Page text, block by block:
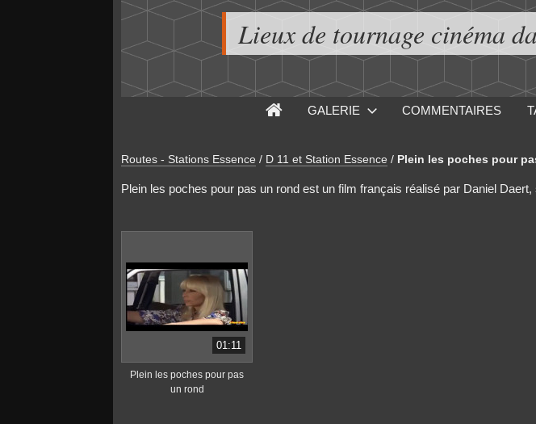
Lieux de tournage cinéma
GALERIE COMMENTAIRES
Routes - Stations Essence / D 11 et Station Essence / Plein les poches pour
Plein les poches pour pas un rond est un film français réalisé par Daniel Daert,
01:11
Plein les poches pour pas
un rond